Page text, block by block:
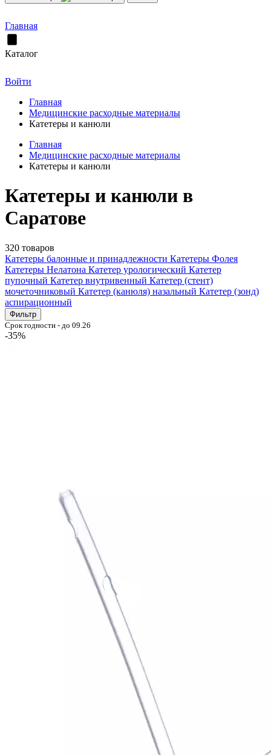
Главная
Каталог
Войти
Главная
Медицинские расходные материалы
Катетеры и канюли
Главная
Медицинские расходные материалы
Катетеры и канюли
Катетеры и канюли в
Саратове
320 товаров
Катетеры балонные и принадлежности Катетеры Фолея
Катетеры Нелатона Катетер урологический Катетер
пупочный Катетер внутривенный Катетер (стент)
мочеточниковый Катетер (канюля) назальный Катетер (зонд)
аспирационный
Фильтр
Срок годности - до 09.26
-35%